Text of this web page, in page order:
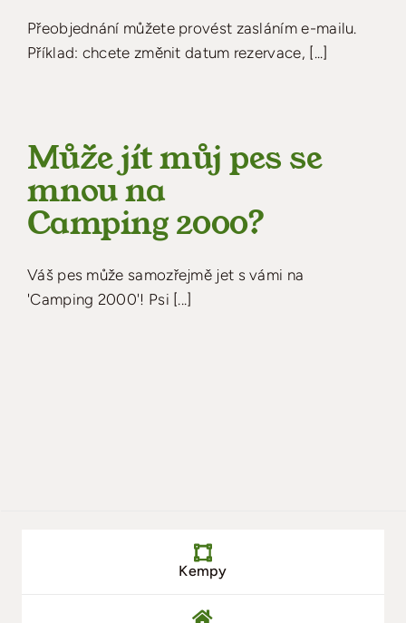
Přeobjednání můžete provést zasláním e-mailu.
Příklad: chcete změnit datum rezervace, [...]
Může jít můj pes se
mnou na
Camping 2000?
Váš pes může samozřejmě jet s vámi na
'Camping 2000'! Psi [...]
Kempy